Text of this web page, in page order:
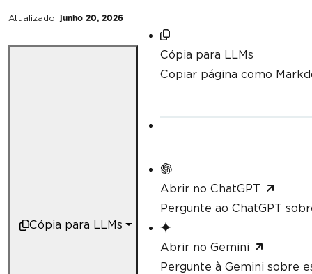
Atualizado: junho 20, 2026
Cópia para LLMs
Cópia para LLMs
Copiar página como
Abrir no ChatGPT
Pergunte ao ChatGPT
Abrir no Gemini
Pergunte à Gemini sobre